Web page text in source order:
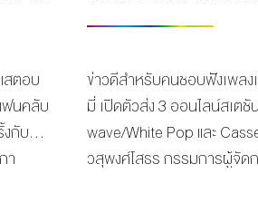
,
ในครั้งนี้ ฉอด-สายทิพย์ และเ
ติ้งแบบ Social […]
สตอบ
ฟนคลับ
กับ
า
ข่าวดีสำหรับคนชอบฟังเพลง
มี่ เปิดตัวส่ง 3 ออนไลน์สเตชั
wave/White Pop และ
วสุพงศ์โสธร กรรมการผู้จัด